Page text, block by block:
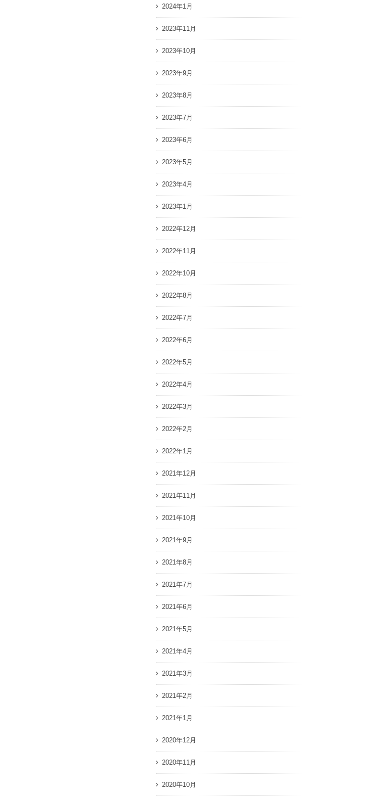
2024年1月
2023年11月
2023年10月
2023年9月
2023年8月
2023年7月
2023年6月
2023年5月
2023年4月
2023年1月
2022年12月
2022年11月
2022年10月
2022年8月
2022年7月
2022年6月
2022年5月
2022年4月
2022年3月
2022年2月
2022年1月
2021年12月
2021年11月
2021年10月
2021年9月
2021年8月
2021年7月
2021年6月
2021年5月
2021年4月
2021年3月
2021年2月
2021年1月
2020年12月
2020年11月
2020年10月